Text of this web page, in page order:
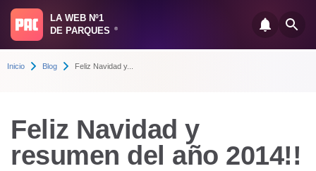
LA WEB Nº1
DE PARQUES
®
Inicio Blog Feliz Navidad y...
Feliz Navidad y
resumen del año 2014!!